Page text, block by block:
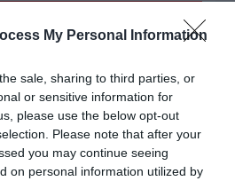
My Personal Information
sale, sharing to third parties, or
or sensitive information for
please use the below opt-out
Please note that after your
you may continue seeing
on personal information utilized by